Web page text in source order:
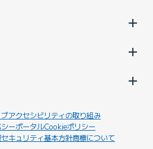
アクセシビリティの取り組み
ーポータルCookieポリシー
キュリティ基本方針商標について